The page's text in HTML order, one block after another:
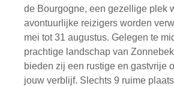
de Bourgogne, een gezellige plek
avontuurlijke reizigers worden
mei tot 31 augustus. Gelegen te
prachtige landschap van
bieden zij een rustige en gastvrije
jouw verblijf. Slechts 9 ruime